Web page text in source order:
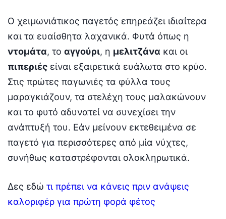
Ο χειμωνιάτικος παγετός επηρεάζει ιδιαίτερα
και τα ευαίσθητα λαχανικά. Φυτά όπως η
ντομάτα, το αγγούρι, η μελιτζάνα και οι
πιπεριές είναι εξαιρετικά ευάλωτα στο κρύο.
Στις πρώτες παγωνιές τα φύλλα τους
μαραγκιάζουν, τα στελέχη τους μαλακώνουν
και το φυτό αδυνατεί να συνεχίσει την
ανάπτυξή του. Εάν μείνουν εκτεθειμένα σε
παγετό για περισσότερες από μία νύχτες,
συνήθως καταστρέφονται ολοκληρωτικά.
Δες εδώ τι πρέπει να κάνεις πριν ανάψεις
καλοριφέρ για πρώτη φορά φέτος